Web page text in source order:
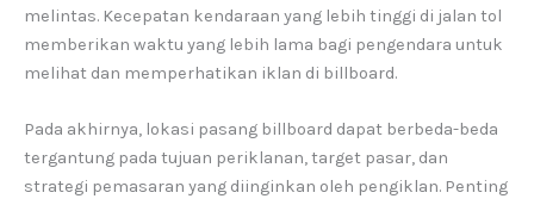
melintas. Kecepatan kendaraan yang lebih tinggi di jalan tol
memberikan waktu yang lebih lama bagi pengendara untuk
melihat dan memperhatikan iklan di billboard.
Pada akhirnya, lokasi pasang billboard dapat berbeda-beda
tergantung pada tujuan periklanan, target pasar, dan
strategi pemasaran yang diinginkan oleh pengiklan. Penting